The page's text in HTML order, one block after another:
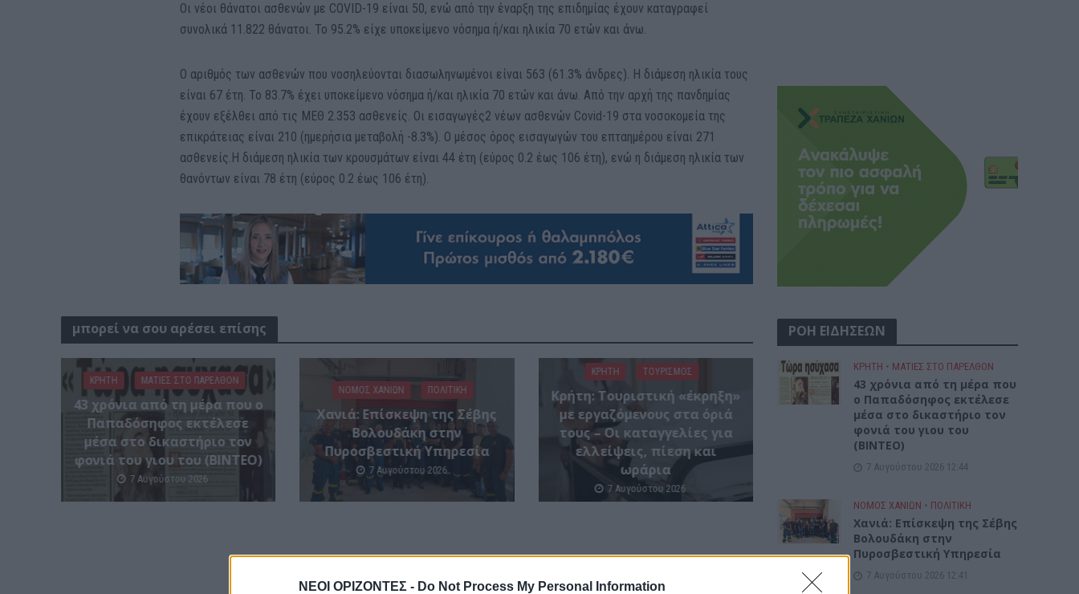
ΝΕΟΙ ΟΡΙΖΟΝΤΕΣ - Do Not Process My Personal Information
Οι νέοι θάνατοι ασθενών με COVID-19 είναι 50, ενώ από την έναρξη της επιδημίας έχουν καταγραφεί
συνολικά 11.822 θάνατοι. Το 95.2% είχε υποκείμενο νόσημα ή/και ηλικία 70 ετών και άνω.
Ο αριθμός των ασθενών που νοσηλεύονται διασωληνωμένοι είναι 563 (61.3% άνδρες). Η διάμεση ηλικία τους
είναι 67 έτη. To 83.7% έχει υποκείμενο νόσημα ή/και ηλικία 70 ετών και άνω. Από την αρχή της πανδημίας
έχουν εξέλθει από τις ΜΕΘ 2.353 ασθενείς. Οι εισαγωγές2 νέων ασθενών Covid-19 στα νοσοκομεία της
επικράτειας είναι 210 (ημερήσια μεταβολή -8.3%). Ο μέσος όρος εισαγωγών του επταημέρου είναι 271
ασθενείς.Η διάμεση ηλικία των κρουσμάτων είναι 44 έτη (εύρος 0.2 έως 106 έτη), ενώ η διάμεση ηλικία των
θανόντων είναι 78 έτη (εύρος 0.2 έως 106 έτη).
μπορεί να σου αρέσει επίσης
ΚΡΗΤΗ ΜΑΤΙΕΣ ΣΤΟ ΠΑΡΕΛΘΟΝ
43 χρόνια από τη μέρα που ο
Παπαδόσηφος εκτέλεσε
μέσα στο δικαστήριο τον
φονιά του γιου του (ΒΙΝΤΕΟ)
7 Αυγούστου 2026
ΝΟΜΌΣ ΧΑΝΊΩΝ ΠΟΛΙΤΙΚΗ
Xανιά: Επίσκεψη της Σέβης
Βολουδάκη στην
Πυροσβεστική Υπηρεσία
7 Αυγούστου 2026
ΚΡΗΤΗ ΤΟΥΡΙΣΜΟΣ
Κρήτη: Τουριστική «έκρηξη»
με εργαζόμενους στα όριά
τους – Οι καταγγελίες για
ελλείψεις, πίεση και
ωράρια
7 Αυγούστου 2026
ΡΟΗ ΕΙΔΗΣΕΩΝ
ΚΡΗΤΗ • ΜΑΤΙΕΣ ΣΤΟ ΠΑΡΕΛΘΟΝ
43 χρόνια από τη μέρα που
ο Παπαδόσηφος εκτέλεσε
μέσα στο δικαστήριο τον
φονιά του γιου του
(ΒΙΝΤΕΟ)
7 Αυγούστου 2026 12:44
ΝΟΜΌΣ ΧΑΝΊΩΝ • ΠΟΛΙΤΙΚΗ
Xανιά: Επίσκεψη της Σέβης
Βολουδάκη στην
Πυροσβεστική Υπηρεσία
7 Αυγούστου 2026 12:41